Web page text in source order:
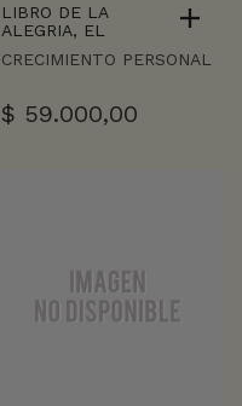
LIBRO DE LA
ALEGRIA, EL
CRECIMIENTO PERSONAL
$ 59.000,00